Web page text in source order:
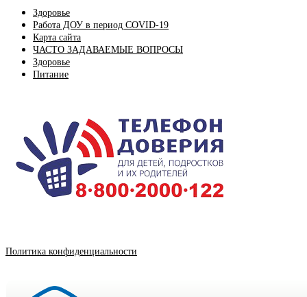
Здоровье
Работа ДОУ в период COVID-19
Карта сайта
ЧАСТО ЗАДАВАЕМЫЕ ВОПРОСЫ
Здоровье
Питание
Политика конфиденциальности